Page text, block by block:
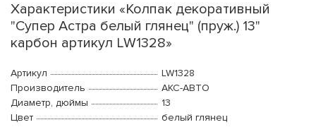
Характеристики «Колпак декоративный
"Супер Астра белый глянец" (пруж.) 13"
карбон артикул LW1328»
Артикул
LW1328
Производитель
АКС-АВТО
Диаметр, дюймы
13
Цвет
белый глянец